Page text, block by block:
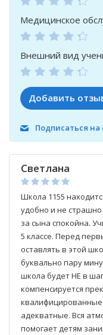
Медицинское
Внешний вид
Добавить
Подписаться
Светлана
Школа 1155
удобно и не
за сына спокойна.
5 классе. Перед
оставлять в этой
буквально пару
школа будет НЕ в
компенсируется
адекватные. Вся
помогает детям